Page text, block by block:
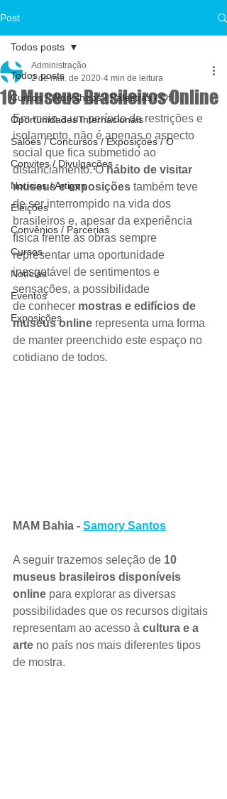
Post
Todos posts
Cursos / Workshops / Palestras / Of
Oportunidades Internacionais
Salões / Concursos / Exposições / O
Convites / Divulgações
Notícias / Artigos
Eleições
Convênios / Parcerias
Cursos
Notícias
Eventos
Exposições
Todos posts
10 Museus Brasileiros Online
Administração
2 de mai. de 2020 4 min de leitura
Em meio a um período de restrições e
isolamento, não é apenas o aspecto
social que fica submetido ao
distanciamento. O hábito de visitar
museus e exposições também teve
de ser interrompido na vida dos
brasileiros e, apesar da experiência
física frente às obras sempre
representar uma oportunidade
inesgotável de sentimentos e
sensações, a possibilidade
de conhecer mostras e edifícios de
museus online representa uma forma
de manter preenchido este espaço no
cotidiano de todos.
MAM Bahia - Samory Santos
A seguir trazemos seleção de 10
museus brasileiros disponíveis
online para explorar as diversas
possibilidades que os recursos digitais
representam ao acesso à cultura e a
arte no país nos mais diferentes tipos
de mostra.